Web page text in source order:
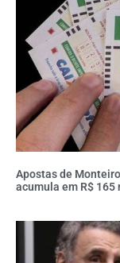
Apostas de
acumula em R$ 165